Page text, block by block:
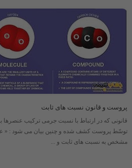
پروست و قانون نسبت های ثابت
توسّط پروست کشف شده و چنین بیان می شود : «
مشخص به نسبت های ثابت و ...